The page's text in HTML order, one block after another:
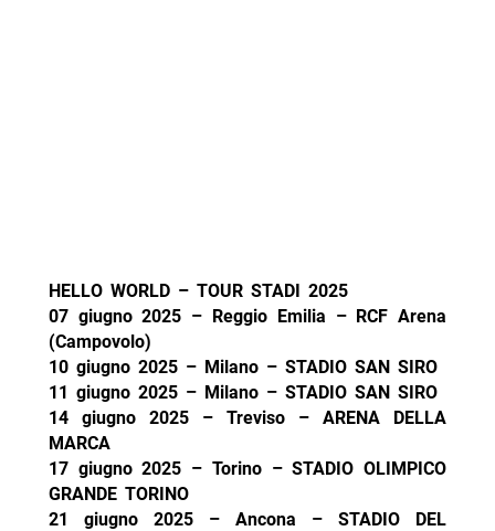
HELLO WORLD – TOUR STADI 2025
07 giugno 2025 – Reggio Emilia – RCF Arena
(Campovolo)
10 giugno 2025 – Milano – STADIO SAN SIRO
11 giugno 2025 – Milano – STADIO SAN SIRO
14 giugno 2025 – Treviso – ARENA DELLA
MARCA
17 giugno 2025 – Torino – STADIO OLIMPICO
GRANDE TORINO
21 giugno 2025 – Ancona – STADIO DEL